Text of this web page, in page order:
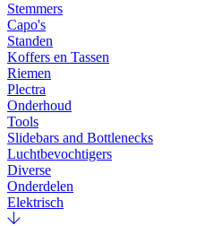
Stemmers
Capo's
Standen
Koffers en Tassen
Riemen
Plectra
Onderhoud
Tools
Slidebars and Bottlenecks
Luchtbevochtigers
Diverse
Onderdelen
Elektrisch